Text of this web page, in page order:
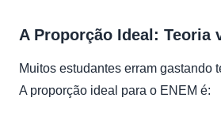
A Proporção Ideal: Teoria
Muitos estudantes erram gastando
A proporção ideal para o ENEM é: